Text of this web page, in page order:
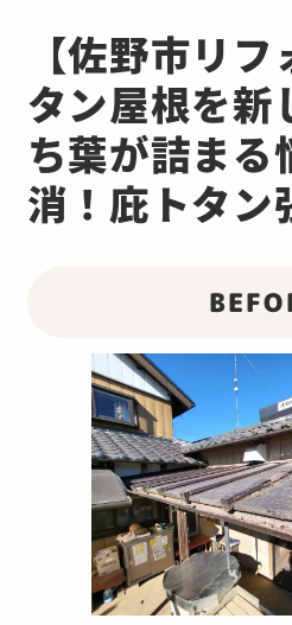
【佐野市リ
タン屋根を新
ち葉が詰まる
消！庇トタン